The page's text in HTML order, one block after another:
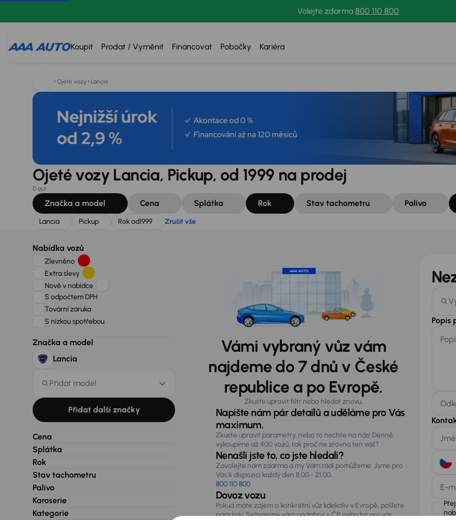
Volejte zdarma 800 110 800
Koupit Prodat / Vyměnit Financovat Pobočky Kariéra
Hledáte: Zrušit vše
Ojeté vozy Lancia
Ojeté vozy Lancia, Pickup, od 1999 na prodej
0 aut
Značka a model Cena Splátka Rok Stav tachometru Palivo
Lancia Pickup Rok od1999 Zrušit vše
Nabídka vozů
Zlevněno
Extra slevy
Nově v nabídce
S odpočtem DPH
Tovární záruka
S nízkou spotřebou
Značka a model
Lancia
Přidat model
Přidat další značky
Cena
Splátka
Rok
Stav tachometru
Palivo
Karoserie
Kategorie
Vámi vybraný vůz vám
najdeme do 7 dnů v České
republice a po Evropě.
Zkuste upravit filtr nebo hledat znovu.
Napište nám pár detailů a uděláme pro Vás
maximum.
Zkuste upravit parametry, nebo to nechte na nás! Denně
vykoupíme až 400 vozů, tak proč ne zrovna ten váš?
Nenašli jste to, co jste hledali?
Zavolejte nám zdarma a my Vám rádi pomůžeme. Jsme pro
Vás k dispozici každý den 8:00 - 21:00.
800 110 800
Dovoz vozu
Pokud máte zájem o konkrétní vůz kdekoliv v Evropě, pošlete
nám link! Seženeme vám podobný v ČR nebo ho pro vás
Popis
E-